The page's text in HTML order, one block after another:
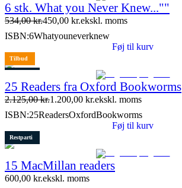
6 stk. What you Never Knew...""
534,00kr.450,00 kr.ekskl. moms
ISBN:6Whatyouneverknew
Føj til kurv
Tilbud
2 stk. tilbage
25 Readers fra Oxford Bookworms
2.125,00kr.1.200,00 kr.ekskl. moms
ISBN:25ReadersOxfordBookworms
Føj til kurv
Restparti
15 MacMillan readers
600,00 kr.ekskl. moms